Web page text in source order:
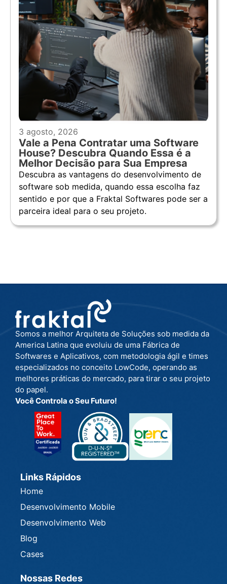
3 agosto, 2026
Vale a Pena Contratar uma Software
House? Descubra Quando Essa é a
Melhor Decisão para Sua Empresa
Descubra as vantagens do desenvolvimento de
software sob medida, quando essa escolha faz
sentido e por que a Fraktal Softwares pode ser a
parceira ideal para o seu projeto.
Somos a melhor Arquiteta de Soluções sob medida da
America Latina que evoluiu de uma Fábrica de
Softwares e Aplicativos, com metodologia ágil e times
especializados no conceito LowCode, operando as
melhores práticas do mercado, para tirar o seu projeto
do papel.
Você Controla o Seu Futuro!
Links Rápidos
Home
Desenvolvimento Mobile
Desenvolvimento Web
Blog
Cases
Nossas Redes